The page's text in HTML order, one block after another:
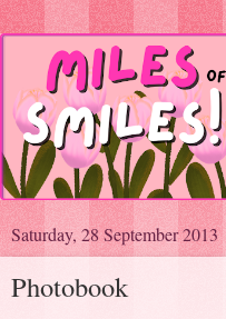
Saturday, 28 September 2013
Photobook